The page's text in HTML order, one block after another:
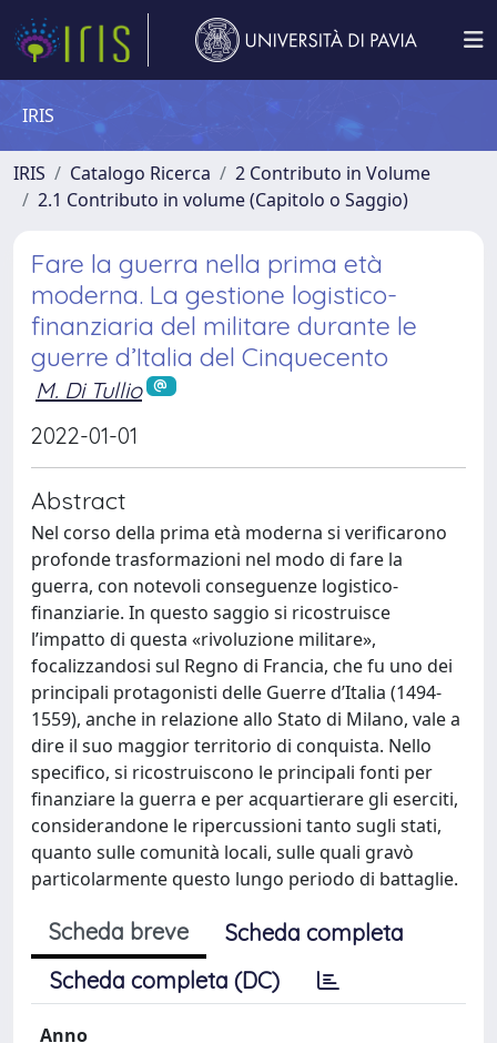
IRIS
IRIS Catalogo Ricerca
2 Contributo in Volume
2.1 Contributo in volume (Capitolo o Saggio)
Fare la guerra nella prima età
moderna. La gestione logistico-
finanziaria del militare durante le
guerre d’Italia del Cinquecento
M. Di Tullio
2022-01-01
Abstract
Nel corso della prima età moderna si verificarono
profonde trasformazioni nel modo di fare la
guerra, con notevoli conseguenze logistico-
finanziarie. In questo saggio si ricostruisce
l’impatto di questa «rivoluzione militare»,
focalizzandosi sul Regno di Francia, che fu uno dei
principali protagonisti delle Guerre d’Italia (1494-
1559), anche in relazione allo Stato di Milano, vale a
dire il suo maggior territorio di conquista. Nello
specifico, si ricostruiscono le principali fonti per
finanziare la guerra e per acquartierare gli eserciti,
considerandone le ripercussioni tanto sugli stati,
quanto sulle comunità locali, sulle quali gravò
particolarmente questo lungo periodo di battaglie.
Scheda breve
Scheda completa
Scheda completa (DC)
Anno